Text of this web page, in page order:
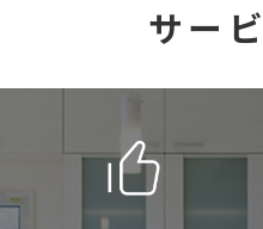
サー